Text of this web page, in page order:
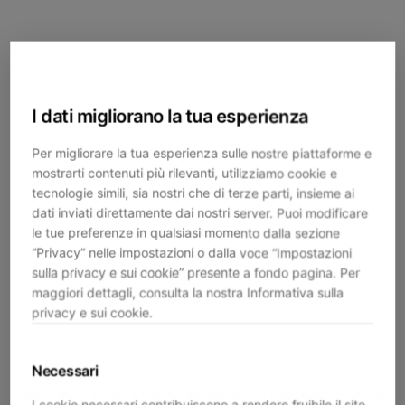
I dati migliorano la tua esperienza
Per migliorare la tua esperienza sulle nostre piattaforme e
mostrarti contenuti più rilevanti, utilizziamo cookie e
tecnologie simili, sia nostri che di terze parti, insieme ai
dati inviati direttamente dai nostri server. Puoi modificare
le tue preferenze in qualsiasi momento dalla sezione
“Privacy” nelle impostazioni o dalla voce “Impostazioni
sulla privacy e sui cookie” presente a fondo pagina. Per
maggiori dettagli, consulta la nostra Informativa sulla
privacy e sui cookie.
Necessari